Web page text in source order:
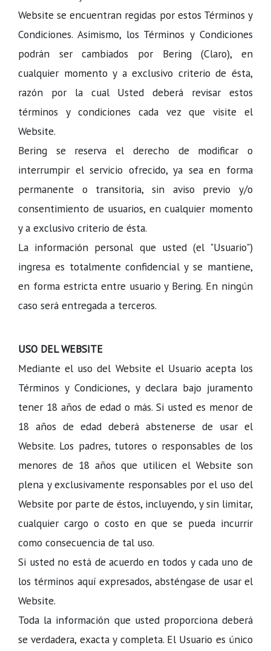
Website se encuentran regidas por estos Términos y
Condiciones. Asimismo, los Términos y Condiciones
podrán ser cambiados por Bering (Claro), en
cualquier momento y a exclusivo criterio de ésta,
razón por la cual Usted deberá revisar estos
términos y condiciones cada vez que visite el
Website.
Bering se reserva el derecho de modificar o
interrumpir el servicio ofrecido, ya sea en forma
permanente o transitoria, sin aviso previo y/o
consentimiento de usuarios, en cualquier momento
y a exclusivo criterio de ésta.
La información personal que usted (el "Usuario")
ingresa es totalmente confidencial y se mantiene,
en forma estricta entre usuario y Bering. En ningún
caso será entregada a terceros.
USO DEL WEBSITE
Mediante el uso del Website el Usuario acepta los
Términos y Condiciones, y declara bajo juramento
tener 18 años de edad o más. Si usted es menor de
18 años de edad deberá abstenerse de usar el
Website. Los padres, tutores o responsables de los
menores de 18 años que utilicen el Website son
plena y exclusivamente responsables por el uso del
Website por parte de éstos, incluyendo, y sin limitar,
cualquier cargo o costo en que se pueda incurrir
como consecuencia de tal uso.
Si usted no está de acuerdo en todos y cada uno de
los términos aquí expresados, absténgase de usar el
Website.
Toda la información que usted proporciona deberá
se verdadera, exacta y completa. El Usuario es único